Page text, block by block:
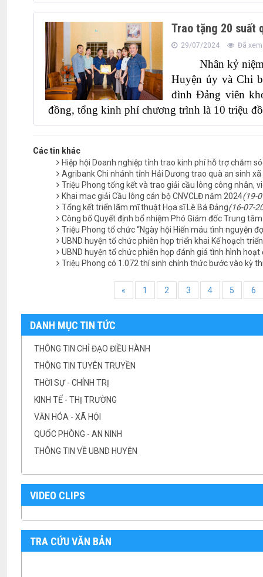
Trao tặng 20 suất
29/07/2024 Đã
Nhân kỷ
Huyện ủy và Chi
đình Đảng viên
đồng, tổng kinh phí chương trình là 10 triệu
Các tin khác
Hiệp hội Doanh nghiệp tỉnh trao kinh phí hỗ trợ chăm
Agribank Chi nhánh tỉnh Hải Dương trao quà an sinh
Triệu Phong tổng kết và trao giải cầu lông công nhân,
Khai mạc giải Cầu lông cán bộ CNVCLĐ năm 2024(19-
Tổng kết triển lãm mĩ thuật Họa sĩ Lê Bá Đảng(16-07-
Công bố Quyết định bổ nhiệm Phó Giám đốc Trung
Triệu Phong tổ chức “Ngày hội Hiến máu tình nguyện
UBND huyện tổ chức phiên họp triển khai Kế hoạch
UBND huyện tổ chức phiên họp đánh giá tình hình
Triệu Phong có 1.072 thí sinh chính thức bước vào kỳ
« 1 2 3 4 5 6
DANH MỤC TIN TỨC
THÔNG TIN CHỈ ĐẠO ĐIỀU HÀNH
THÔNG TIN TUYÊN TRUYỀN
THỜI SỰ - CHÍNH TRỊ
KINH TẾ - THỊ TRƯỜNG
VĂN HÓA - XÃ HỘI
QUỐC PHÒNG - AN NINH
THÔNG TIN VỀ UBND HUYỆN
VIDEO CLIPS
TRA CỨU VĂN BẢN